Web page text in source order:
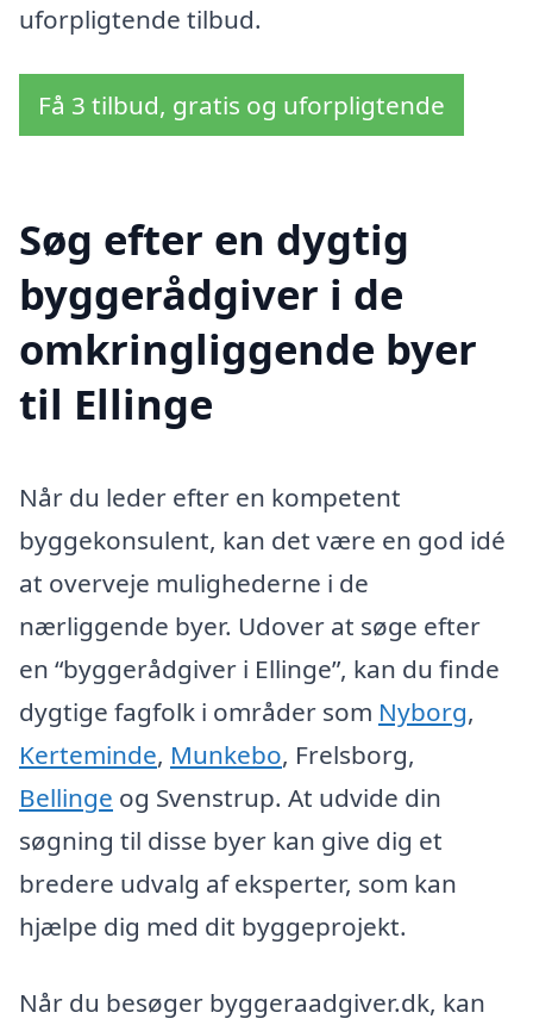
uforpligtende tilbud.
Få 3 tilbud, gratis og uforpligtende
Søg efter en dygtig
byggerådgiver i de
omkringliggende byer
til Ellinge
Når du leder efter en kompetent
byggekonsulent, kan det være en god idé
at overveje mulighederne i de
nærliggende byer. Udover at søge efter
en “byggerådgiver i Ellinge”, kan du finde
dygtige fagfolk i områder som Nyborg,
Kerteminde, Munkebo, Frelsborg,
Bellinge og Svenstrup. At udvide din
søgning til disse byer kan give dig et
bredere udvalg af eksperter, som kan
hjælpe dig med dit byggeprojekt.
Når du besøger byggeraadgiver.dk, kan